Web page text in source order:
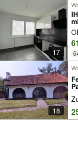
17
18